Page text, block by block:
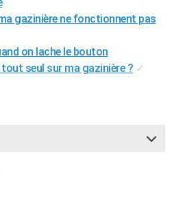
gazinière ne fonctionnent pas
on lache le bouton
seul sur ma gazinière ? ✓